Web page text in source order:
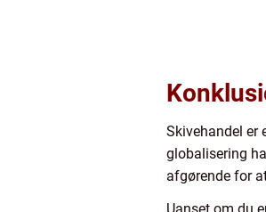
Skivehandel er
globalisering
afgørende for